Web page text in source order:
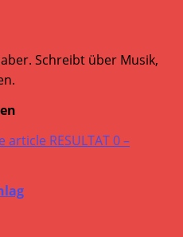
Schreibt über Musik,